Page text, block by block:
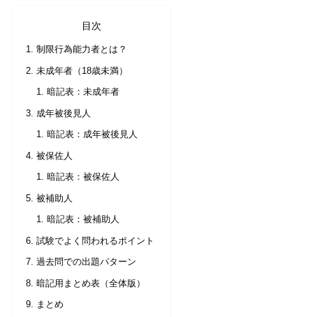
目次
制限行為能力者とは？
未成年者（18歳未満）
暗記表：未成年者
成年被後見人
暗記表：成年被後見人
被保佐人
暗記表：被保佐人
被補助人
暗記表：被補助人
試験でよく問われるポイント
過去問での出題パターン
暗記用まとめ表（全体版）
まとめ